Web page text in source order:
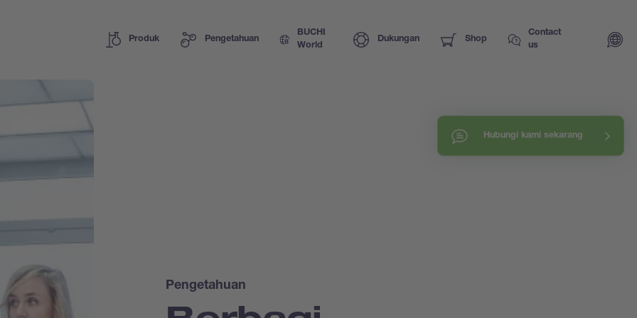
Produk Pengetahuan
BUCHI
World
Dukungan Shop
Contact
us
Hubungi kami sekarang
Pengetahuan